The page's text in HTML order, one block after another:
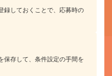
録しておくことで、応募時の
保存して、条件設定の手間を